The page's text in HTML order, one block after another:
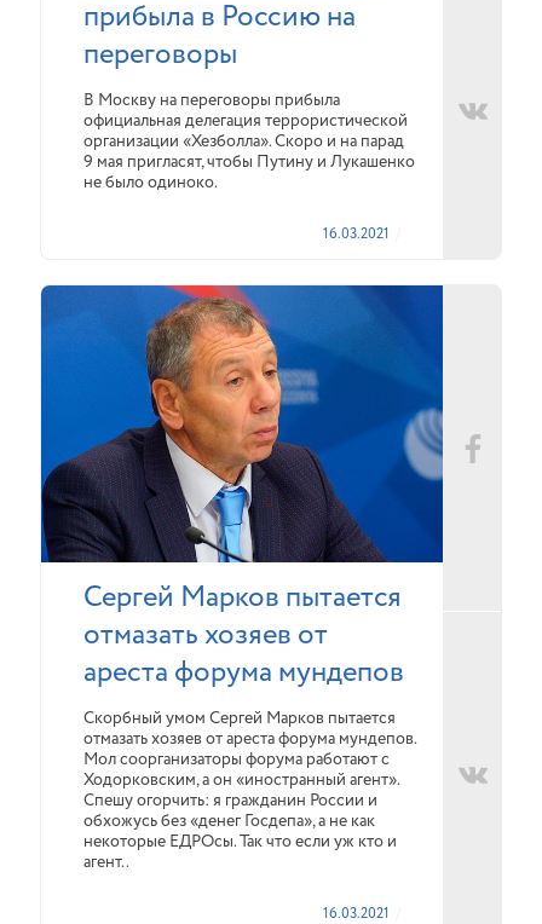
прибыла в Россию на
переговоры
В Москву на переговоры прибыла
официальная делегация террористической
организации «Хезболла». Скоро и на парад
9 мая пригласят, чтобы Путину и Лукашенко
не было одиноко.
16.03.2021
Сергей Марков пытается
отмазать хозяев от
ареста форума мундепов
Скорбный умом Сергей Марков пытается
отмазать хозяев от ареста форума мундепов.
Мол соорганизаторы форума работают с
Ходорковским, а он «иностранный агент».
Спешу огорчить: я гражданин России и
обхожусь без «денег Госдепа», а не как
некоторые ЕДРОсы. Так что если уж кто и
агент..
16.03.2021